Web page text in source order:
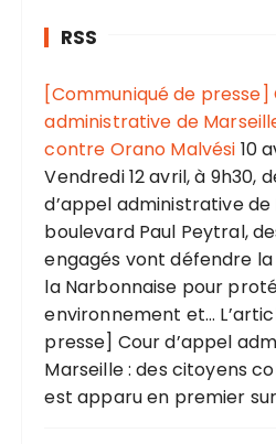
RSS
[Communiqué de presse]
administrative de
contre Orano Malvési 10
Vendredi 12 avril, à 9h30,
d’appel administrative de
boulevard Paul Peytral,
engagés vont défendre
la Narbonnaise pour
environnement et...
presse] Cour d’appel
Marseille : des citoyens
est apparu en premier